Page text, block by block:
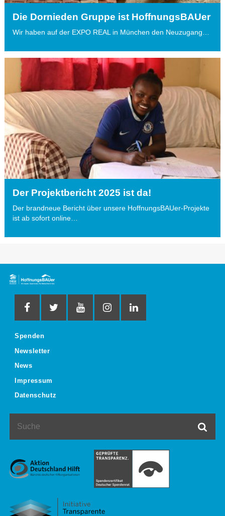
Die Dornieden Gruppe ist HoffnungsBAUer
Wir haben auf der EXPO REAL in München den Neuzugang…
Der Projektbericht 2025 ist da!
Der brandneue Bericht über unsere HoffnungsBAUer-Projekte
ist ab sofort online…
Spenden
Newsletter
News
Impressum
Datenschutz